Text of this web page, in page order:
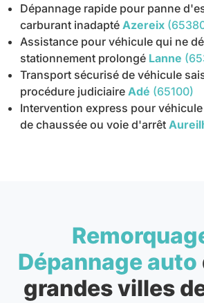
Dépannage rapide pour panne
carburant inadapté Azereix
Assistance pour véhicule qui ne
stationnement prolongé Lanne
Transport sécurisé de véhicule
procédure judiciaire Adé (65100)
Intervention express pour
de chaussée ou voie d'arrêt
Dépannage auto
grandes villes